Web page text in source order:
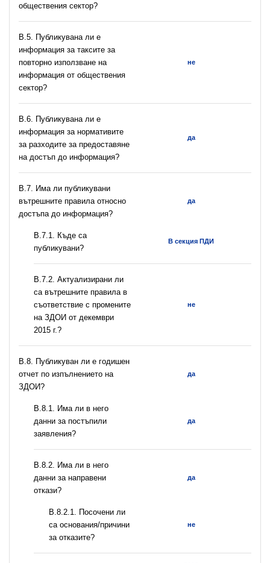
обществения сектор?
В.5. Публикувана ли е
информация за таксите за
повторно използване на
информация от обществения
сектор?
не
В.6. Публикувана ли е
информация за нормативите
за разходите за предоставяне
на достъп до информация?
да
В.7. Има ли публикувани
вътрешните правила относно
достъпа до информация?
да
В.7.1. Къде са
публикувани?
В секция ПДИ
В.7.2. Актуализирани ли
са вътрешните правила в
съответствие с промените
на ЗДОИ от декември
2015 г.?
не
В.8. Публикуван ли е годишен
отчет по изпълнението на
ЗДОИ?
да
В.8.1. Има ли в него
данни за постъпили
заявления?
да
В.8.2. Има ли в него
данни за направени
откази?
да
В.8.2.1. Посочени ли
са основания/причини
за отказите?
не